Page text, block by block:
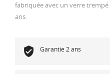
fabriquée avec un verre
ans.
Garantie 2 ans